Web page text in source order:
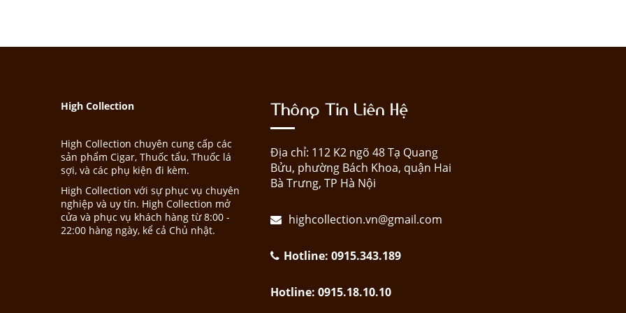
High Collection
High Collection chuyên cung cấp các
sản phẩm Cigar, Thuốc tẩu, Thuốc lá
sợi, và các phụ kiện đi kèm.
High Collection với sự phục vụ chuyên
nghiệp và uy tín. High Collection mở
cửa và phục vụ khách hàng từ 8:00 -
22:00 hàng ngày, kể cả Chủ nhật.
Thông Tin Liên Hệ
Địa chỉ: 112 K2 ngõ 48 Tạ Quang
Bửu, phường Bách Khoa, quận Hai
Bà Trưng, TP Hà Nội
highcollection.vn@gmail.com
Hotline: 0915.343.189
Hotline: 0915.18.10.10